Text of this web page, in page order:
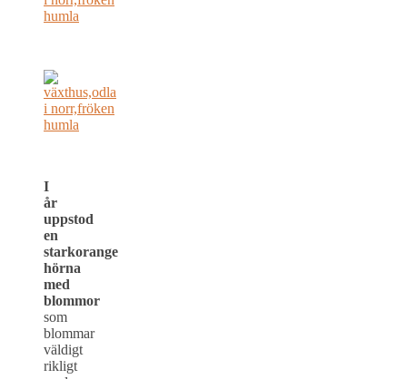
I
år
uppstod
en
starkorange
hörna
med
blommor
som
blommar
väldigt
rikligt